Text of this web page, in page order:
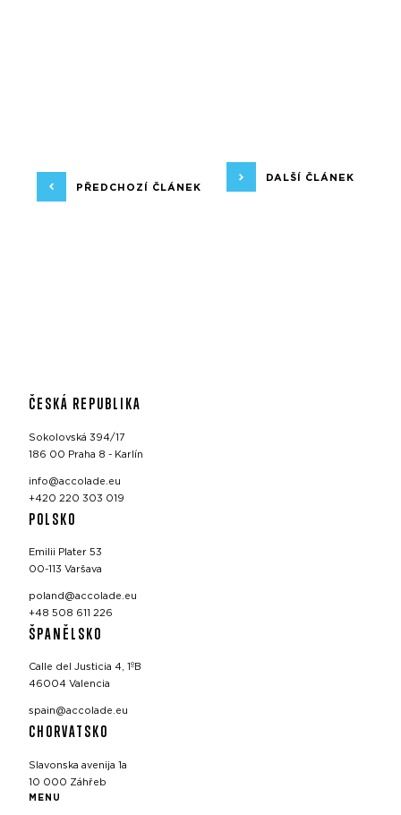
PŘEDCHOZÍ ČLÁNEK
DALŠÍ ČLÁNEK
ČESKÁ REPUBLIKA
Sokolovská 394/17
186 00 Praha 8 - Karlín
info@accolade.eu
+420 220 303 019
POLSKO
Emilii Plater 53
00-113 Varšava
poland@accolade.eu
+48 508 611 226
ŠPANĚLSKO
Calle del Justicia 4, 1ºB
46004 Valencia
spain@accolade.eu
CHORVATSKO
Slavonska avenija 1a
10 000 Záhřeb
MENU